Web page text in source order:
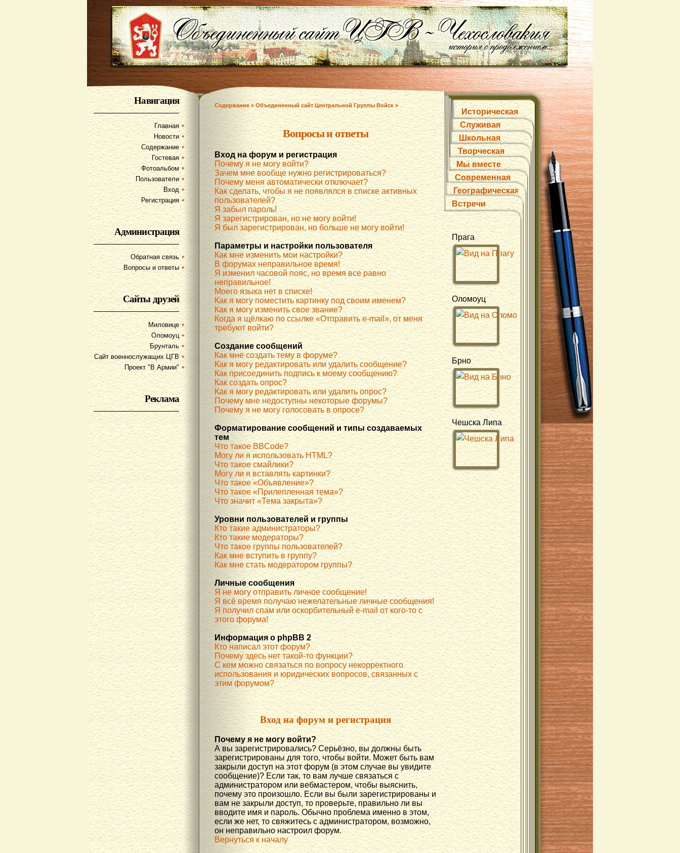
Навигация
Главная
Новости
Содержание
Гостевая
Фотоальбом
Пользователи
Вход
Регистрация
Администрация
Обратная связь
Вопросы и ответы
Сайты друзей
Миловице
Оломоуц
Брунталь
Сайт военнослужащих ЦГВ
Проект "В Армии"
Реклама
Содержание « Объединенный сайт Центральной Группы Войск »
Вопросы и ответы
Вход на форум и регистрация
Почему я не могу войти?
Зачем мне вообще нужно регистрироваться?
Почему меня автоматически отключает?
Как сделать, чтобы я не появлялся в списке активных
пользователей?
Я забыл пароль!
Я зарегистрирован, но не могу войти!
Я был зарегистрирован, но больше не могу войти!
Параметры и настройки пользователя
Как мне изменить мои настройки?
В форумах неправильное время!
Я изменил часовой пояс, но время все равно
неправильное!
Моего языка нет в списке!
Как я могу поместить картинку под своим именем?
Как я могу изменить свое звание?
Когда я щёлкаю по ссылке «Отправить e-mail», от меня
требуют войти?
Создание сообщений
Как мне создать тему в форуме?
Как я могу редактировать или удалить сообщение?
Как присоединить подпись к моему сообщению?
Как создать опрос?
Как я могу редактировать или удалить опрос?
Почему мне недоступны некоторые форумы?
Почему я не могу голосовать в опросе?
Форматирование сообщений и типы создаваемых
тем
Что такое BBCode?
Могу ли я использовать HTML?
Что такое смайлики?
Могу ли я вставлять картинки?
Что такое «Объявление»?
Что такое «Прилепленная тема»?
Что значит «Тема закрыта»?
Уровни пользователей и группы
Кто такие администраторы?
Кто такие модераторы?
Что такое группы пользователей?
Как мне вступить в группу?
Как мне стать модератором группы?
Личные сообщения
Я не могу отправить личное сообщение!
Я всё время получаю нежелательные личные сообщения!
Я получил спам или оскорбительный e-mail от кого-то с
этого форума!
Информация о phpBB 2
Кто написал этот форум?
Почему здесь нет такой-то функции?
С кем можно связаться по вопросу некорректного
использования и юридических вопросов, связанных с
этим форумом?
Вход на форум и регистрация
Почему я не могу войти?
А вы зарегистрировались? Серьёзно, вы должны быть
зарегистрированы для того, чтобы войти. Может быть вам
закрыли доступ на этот форум (в этом случае вы увидите
сообщение)? Если так, то вам лучше связаться с
администратором или вебмастером, чтобы выяснить,
почему это произошло. Если вы были зарегистрированы и
вам не закрыли доступ, то проверьте, правильно ли вы
вводите имя и пароль. Обычно проблема именно в этом,
если же нет, то свяжитесь с администратором, возможно,
он неправильно настроил форум.
Вернуться к началу
Историческая
Служивая
Школьная
Творческая
Мы вместе
Современная
Географическая
Встречи
Прага
Оломоуц
Брно
Чешска Липа